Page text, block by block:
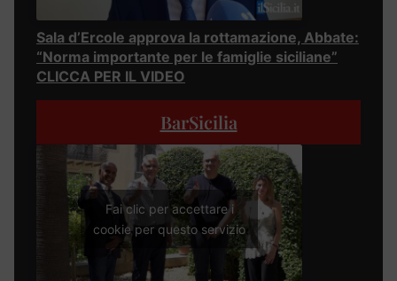
Sala d’Ercole approva la rottamazione, Abbate:
“Norma importante per le famiglie siciliane”
CLICCA PER IL VIDEO
BarSicilia
Fai clic per accettare i
cookie per questo servizio